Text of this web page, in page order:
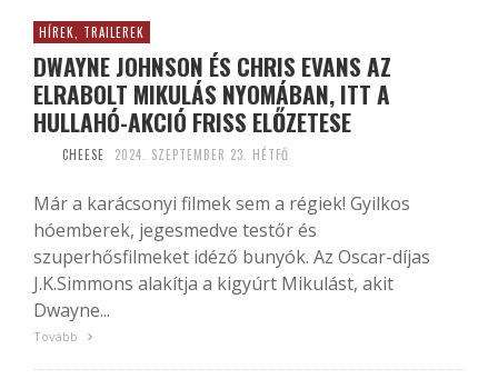
HÍREK, TRAILEREK
DWAYNE JOHNSON ÉS CHRIS EVANS AZ
ELRABOLT MIKULÁS NYOMÁBAN, ITT A
HULLAHÓ-AKCIÓ FRISS ELŐZETESE
CHEESE 2024. SZEPTEMBER 23. HÉTFŐ
Már a karácsonyi filmek sem a régiek! Gyilkos
hóemberek, jegesmedve testőr és
szuperhősfilmeket idéző bunyók. Az Oscar-díjas
J.K.Simmons alakítja a kigyúrt Mikulást, akit
Dwayne...
Tovább